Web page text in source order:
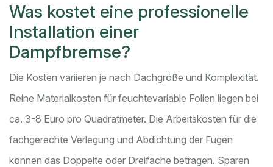
Was kostet eine professionelle
Installation einer
Dampfbremse?
Die Kosten variieren je nach Dachgröße und Komplexität.
Reine Materialkosten für feuchtevariable Folien liegen bei
ca. 3-8 Euro pro Quadratmeter. Die Arbeitskosten für die
fachgerechte Verlegung und Abdichtung der Fugen
können das Doppelte oder Dreifache betragen. Sparen